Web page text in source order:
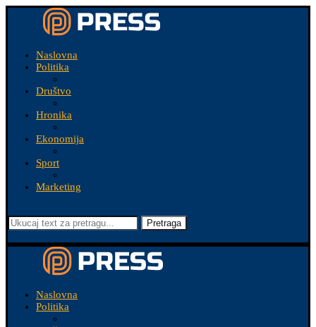
Naslovna
Politika
Društvo
Hronika
Ekonomija
Sport
Marketing
Pretraga
Naslovna
Politika